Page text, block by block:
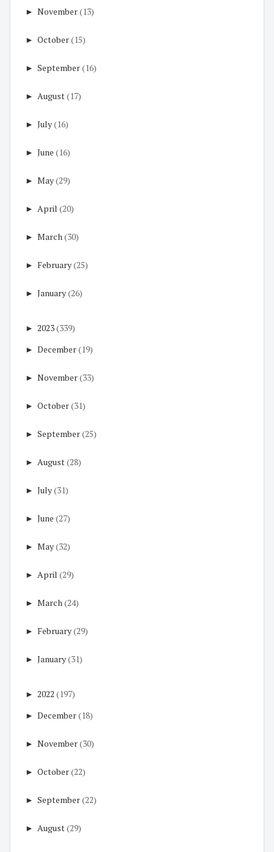
► November(13)
► October(15)
► September(16)
► August(17)
► July(16)
► June (16)
► May(29)
► April (20)
► March(30)
► February(25)
► January(26)
► 2023(339)
► December(19)
► November(33)
► October(31)
► September(25)
► August(28)
► July(31)
► June (27)
► May(32)
► April (29)
► March(24)
► February(29)
► January(31)
► 2022 (197)
► December(18)
► November(30)
► October(22)
► September(22)
► August(29)